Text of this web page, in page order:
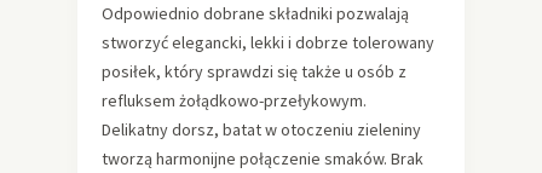
Odpowiednio dobrane składniki pozwalają
stworzyćelegancki, lekki i dobrze tolerowany
posiłek, który sprawdzi się także u osób z
refluksem żołądkowo-przełykowym.
Delikatny dorsz, batat w otoczeniu zieleniny
tworzą harmonijne połączenie smaków. Brak